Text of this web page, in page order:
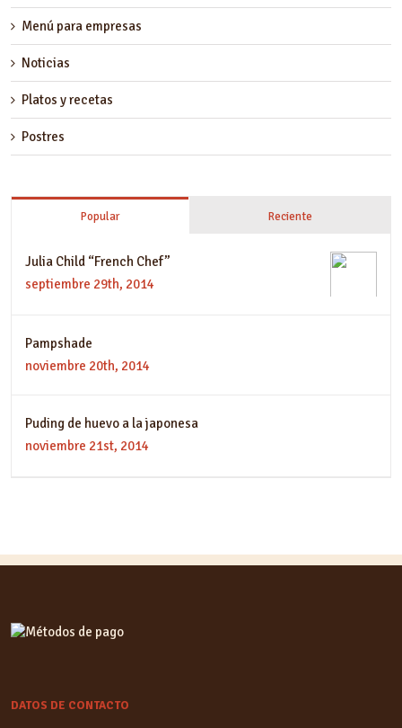
Menú para empresas
Noticias
Platos y recetas
Postres
Popular Reciente
Julia Child “French Chef”
septiembre 29th, 2014
Pampshade
noviembre 20th, 2014
Puding de huevo a la japonesa
noviembre 21st, 2014
DATOS DE CONTACTO